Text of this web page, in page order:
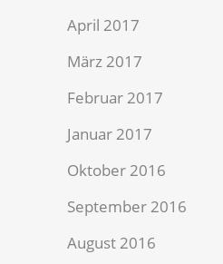
April 2017
März 2017
Februar 2017
Januar 2017
Oktober 2016
September 2016
August 2016